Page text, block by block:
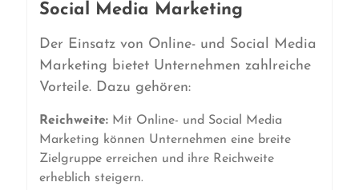
Social Media Marketing
Der Einsatz von Online- und Social Media
Marketing bietet Unternehmen zahlreiche
Vorteile. Dazu gehören:
Reichweite:Mit Online- und Social Media
Marketing können Unternehmen eine breite
Zielgruppe erreichen und ihre Reichweite
erheblich steigern.